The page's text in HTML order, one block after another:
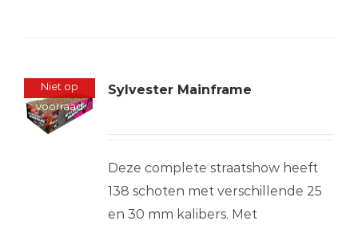
Niet op
voorraad
Sylvester Mainframe
Deze complete straatshow heeft
138 schoten met verschillende 25
en 30 mm kalibers. Met